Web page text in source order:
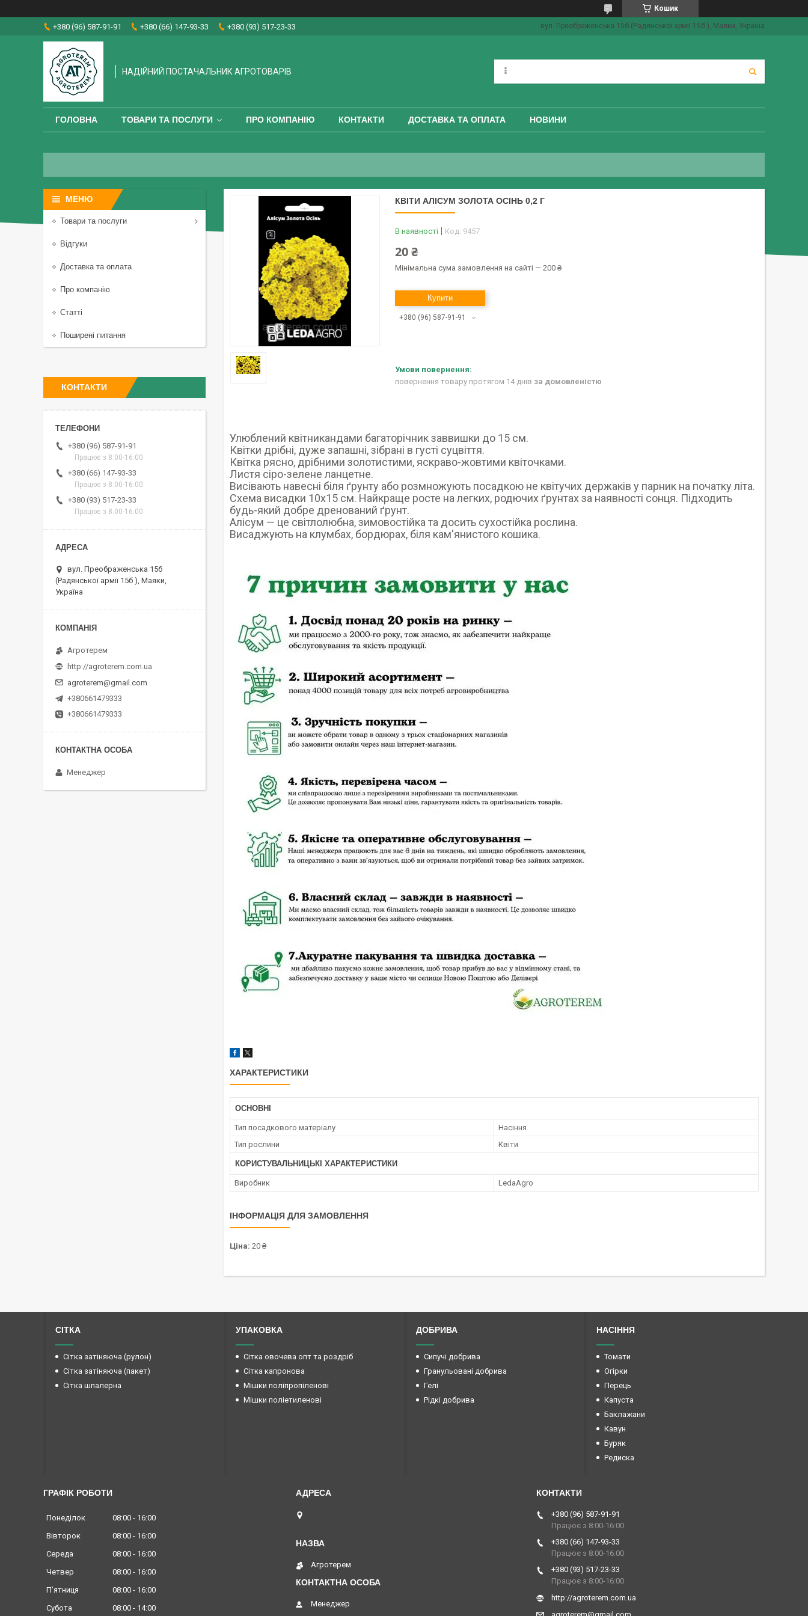
Кошик
+380 (96) 587-91-91 +380 (66) 147-93-33 +380 (93) 517-23-33 вул. Преображенська 15б (Радянської армії 15б ), Маяки, Україна
НАДІЙНИЙ ПОСТАЧАЛЬНИК АГРОТОВАРІВ
ГОЛОВНА ТОВАРИ ТА ПОСЛУГИ ПРО КОМПАНІЮ КОНТАКТИ ДОСТАВКА ТА ОПЛАТА НОВИНИ
КВІТИ АЛІСУМ ЗОЛОТА ОСІНЬ 0,2 Г
В наявності Код: 9457
20 ₴
Мінімальна сума замовлення на сайті — 200 ₴
Купити
+380 (96) 587-91-91
повернення товару протягом 14 днів за домовленістю
Улюблений квітникандами багаторічник заввишки до 15 см.
Квітки дрібні, дуже запашні, зібрані в густі суцвіття.
Квітка рясно, дрібними золотистими, яскраво-жовтими квіточками.
Листя сіро-зелене ланцетне.
Висівають навесні біля ґрунту або розмножують посадкою не квітучих держаків у парник на початку літа.
Схема висадки 10х15 см. Найкраще росте на легких, родючих ґрунтах за наявності сонця. Підходить
будь-який добре дренований ґрунт.
Алісум — це світлолюбна, зимовостійка та досить сухостійка рослина.
Висаджують на клумбах, бордюрах, біля кам'янистого кошика.
ХАРАКТЕРИСТИКИ
ОСНОВНІ
Тип посадкового матеріалу
Насіння
Тип рослини
Квіти
КОРИСТУВАЛЬНИЦЬКІ ХАРАКТЕРИСТИКИ
Виробник LedaAgro
ІНФОРМАЦІЯ ДЛЯ ЗАМОВЛЕННЯ
Ціна: 20 ₴
Товари та послуги
Відгуки
Доставка та оплата
Про компанію
Статті
Поширені питання
КОНТАКТИ
+380 (96) 587-91-91
Працює з 8:00-16:00
+380 (66) 147-93-33
Працює з 8:00-16:00
+380 (93) 517-23-33
Працює з 8:00-16:00
вул. Преображенська 15б
(Радянської армії 15б ), Маяки,
Україна
Агротерем
http://agroterem.com.ua
agroterem@gmail.com
+380661479333
+380661479333
Менеджер
СІТКА
Сітка затіняюча (рулон)
Сітка затіняюча (пакет)
Сітка шпалерна
УПАКОВКА
Сітка овочева опт та роздріб
Сітка капронова
Мішки поліпропіленові
Мішки поліетиленові
ДОБРИВА
Сипучі добрива
Гранульовані добрива
Гелі
Рідкі добрива
НАСІННЯ
Томати
Огірки
Перець
Капуста
Баклажани
Кавун
Буряк
Редиска
ГРАФІК РОБОТИ
Понеділок 08:00
16:00
Вівторок
08:00
16:00
Середа
08:00
16:00
Четвер
08:00
16:00
Пʼятниця
08:00
16:00
Субота
08:00 14:00
Агротерем
Менеджер
+380 (96) 587-91-91
Працює з 8:00-16:00
+380 (66) 147-93-33
Працює з 8:00-16:00
+380 (93) 517-23-33
Працює з 8:00-16:00
http://agroterem.com.ua